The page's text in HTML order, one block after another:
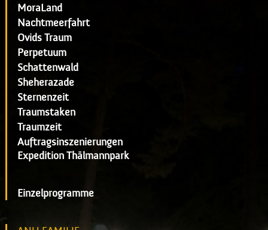
MoraLand
Nachtmeerfahrt
Ovids Traum
Perpetuum
Schattenwald
Sheherazade
Sternenzeit
Traumstaken
Traumzeit
Auftragsinszenierungen
Expedition Thälmannpark
Einzelprogramme